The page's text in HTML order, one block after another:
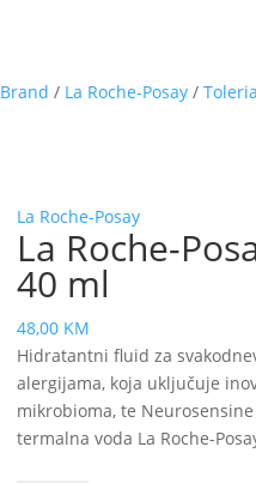
Brand / La Roche-Posay /
La Roche-Posay
La Roche-
40 ml
48,00 KM
Hidratantni fluid za
alergijama, koja uključuje
mikrobioma, te
termalna voda La Roche-